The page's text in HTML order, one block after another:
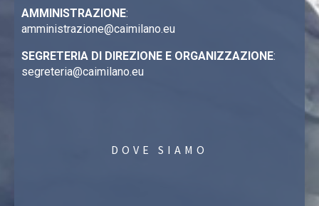
AMMINISTRAZIONE:
amministrazione@caimilano.eu
SEGRETERIA DI DIREZIONE E ORGANIZZAZIONE:
segreteria@caimilano.eu
DOVE SIAMO